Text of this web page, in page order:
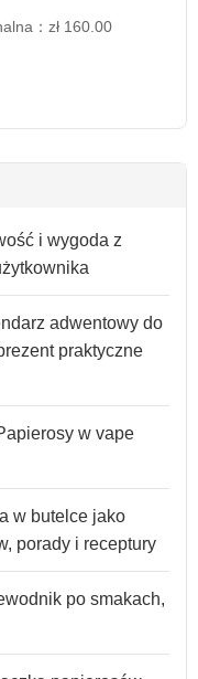
：zł 160.00
i wygoda z
adwentowy do
praktyczne
w vape
w butelce jako
porady i receptury
po smakach,